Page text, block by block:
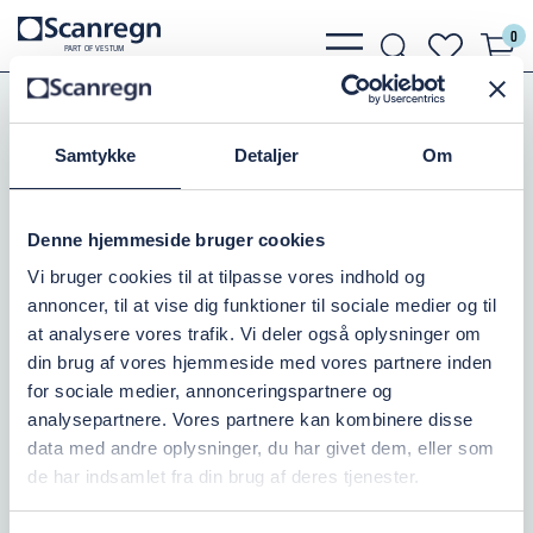
Samtykke Detaljer Om
Denne hjemmeside bruger cookies
Vi bruger cookies til at tilpasse vores indhold og
annoncer, til at vise dig funktioner til sociale medier og til
at analysere vores trafik. Vi deler også oplysninger om
din brug af vores hjemmeside med vores partnere inden
for sociale medier, annonceringspartnere og
analysepartnere. Vores partnere kan kombinere disse
data med andre oplysninger, du har givet dem, eller som
de har indsamlet fra din brug af deres tjenester.
PARTOF VESTUM
bars
light
search
light
heart 0
Slanger, Spændebånd Trykluft og Sprøjteslange
TRYKL.SLANGE NBR 25MM/20 BAR
Varenr.:505204026
Kontakt os
0,00 DKK inkl. moms
Læg i kurv